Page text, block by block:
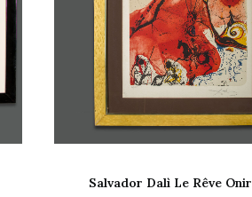
AGGIUNGI AL
Salvador Dalì Le Rêve